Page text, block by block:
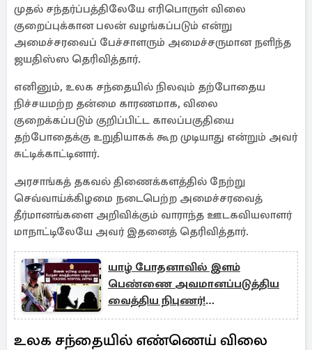
முதல் சந்தர்ப்பத்திலேயே எரிபொருள் விலை
குறைப்புக்கான பலன் வழங்கப்படும் என்று
அமைச்சரவைப் பேச்சாளரும் அமைச்சருமான நளிந்த
ஜயதிஸ்ஸ தெரிவித்தார்.
எனினும், உலக சந்தையில் நிலவும் தற்போதைய
நிச்சயமற்ற தன்மை காரணமாக, விலை
குறைக்கப்படும் குறிப்பிட்ட காலப்பகுதியை
தற்போதைக்கு உறுதியாகக் கூற முடியாது என்றும் அவர்
சுட்டிக்காட்டினார்.
அரசாங்கத் தகவல் திணைக்களத்தில் நேற்று
செவ்வாய்க்கிழமை நடைபெற்ற அமைச்சரவைத்
தீர்மானங்களை அறிவிக்கும் வாராந்த ஊடகவியலாளர்
மாநாட்டிலேயே அவர் இதனைத் தெரிவித்தார்.
யாழ் போதனாவில் இளம்
பெண்ணை அவமானப்படுத்திய
வைத்திய நிபுணர்!
காவல்நிலையத்தில் முறைப்பாடு
உலக சந்தையில் எண்ணெய் விலை